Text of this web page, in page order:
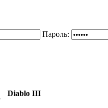
Пароль:
Diablo III